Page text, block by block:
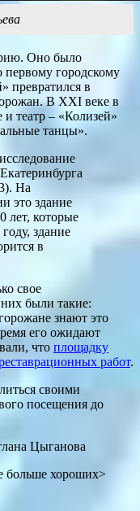
Оно было
первому городскому
превратился в
В XXI веке в
театр – «Колизей»
танцы».
На
это здание
лет, которые
здание
в
свое
были такие:
знают это
его ожидают
что площадку
работ.
своими
посещения до
Цыганова
больше хороших>